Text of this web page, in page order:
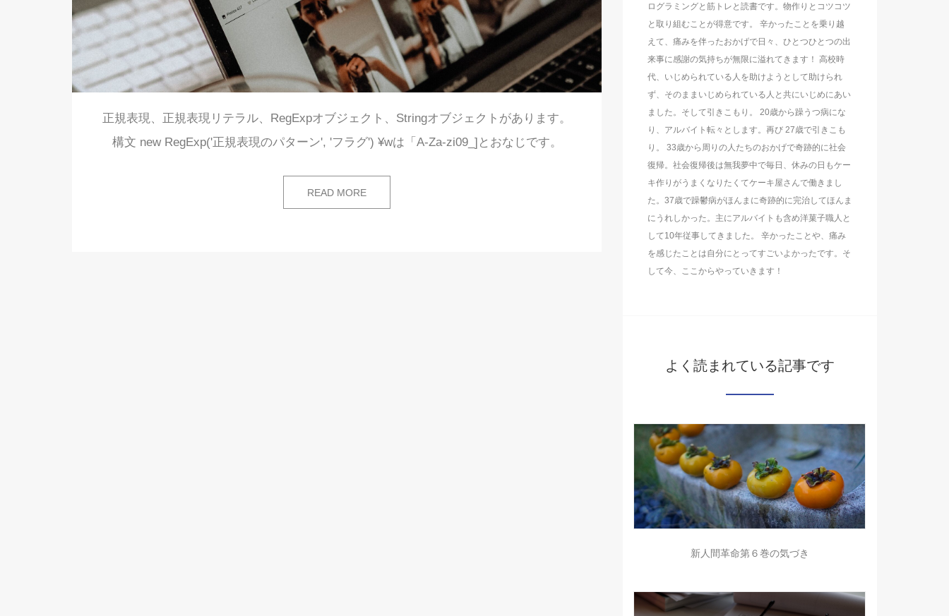
正規表現、正規表現リテラル、RegExpオブジェクト、Stringオブジェクトがあります。
構文 new RegExp('正規表現のパターン', 'フラグ') ¥wは「A-Za-zi09_]とおなじです。
READ MORE
ログラミングと筋トレと読書です。物作りとコツコツ
と取り組むことが得意です。 辛かったことを乗り越
えて、痛みを伴ったおかげで日々、ひとつひとつの出
来事に感謝の気持ちが無限に溢れてきます！ 高校時
代、いじめられている人を助けようとして助けられ
ず、そのままいじめられている人と共にいじめにあい
ました。そして引きこもり。 20歳から躁うつ病にな
り、アルバイト転々とします。再び 27歳で引きこも
り。 33歳から周りの人たちのおかげで奇跡的に社会
復帰。社会復帰後は無我夢中で毎日、休みの日もケー
キ作りがうまくなりたくてケーキ屋さんで働きまし
た。37歳で躁鬱病がほんまに奇跡的に完治してほんま
にうれしかった。主にアルバイトも含め洋菓子職人と
して10年従事してきました。 辛かったことや、痛み
を感じたことは自分にとってすごいよかったです。そ
して今、ここからやっていきます！
よく読まれている記事です
新人間革命第６巻の気づき